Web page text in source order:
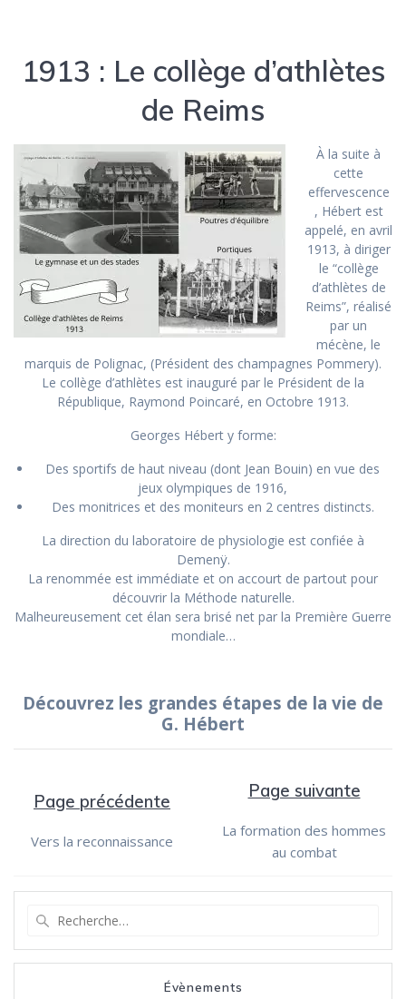
1913 : Le collège d’athlètes
de Reims
À la suite à
cette
effervescence
, Hébert est
appelé, en avril
1913, à diriger
le “collège
d’athlètes de
Reims”, réalisé
par un
mécène, le
marquis de Polignac, (Président des champagnes Pommery).
Le collège d’athlètes est inauguré par le Président de la
République, Raymond Poincaré, en Octobre 1913.
Georges Hébert y forme:
Des sportifs de haut niveau (dont Jean Bouin) en vue des
jeux olympiques de 1916,
Des monitrices et des moniteurs en 2 centres distincts.
La direction du laboratoire de physiologie est confiée à
Demenÿ.
La renommée est immédiate et on accourt de partout pour
découvrir la Méthode naturelle.
Malheureusement cet élan sera brisé net par la Première Guerre
mondiale…
Découvrez les grandes étapes de la vie de
G. Hébert
Page précédente
Vers la reconnaissance
Page suivante
La formation des hommes
au combat
:
Évènements